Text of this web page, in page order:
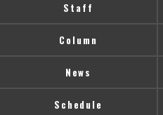
Staff
Column
News
Schedule